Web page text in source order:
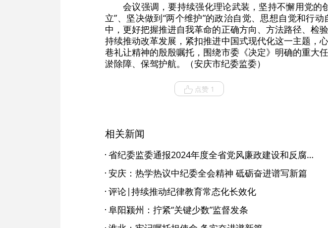
会议强调，要持续强化理论武装，坚持不懈用党的
立”、坚决做到“两个维护”的政治自觉、思想自觉和行
中，更好把握推进自我革命的正确方向、方法路径、检
持续推动改革发展，紧扣推进中国式现代化这一主题，
巷礼让精神的殷殷嘱托，围绕市委《决定》明确的重大
淤除障、保驾护航。（安庆市纪委监委）
点赞 1
相关新闻
省纪委监委通报2024年度全省党风廉政建设和反腐败斗争工作情况
安庆：热学热议中纪委全会精神 砥砺奋进谱写新篇
评论|持续推动纪律教育常态化长效化
阜阳颍州：拧紧“关键少数”监督发条